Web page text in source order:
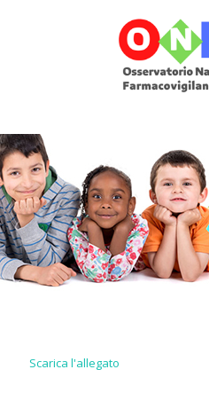
Scarica l'allegato